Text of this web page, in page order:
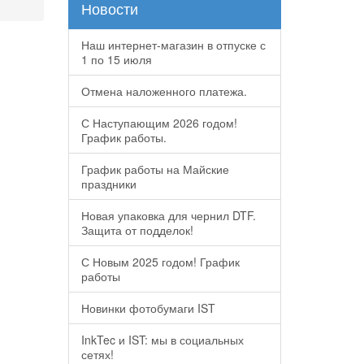
Новости
Наш интернет-магазин в отпуске с
1 по 15 июля
Отмена наложенного платежа.
С Наступающим 2026 годом!
График работы.
График работы на Майские
праздники
Новая упаковка для чернил DTF.
Защита от подделок!
С Новым 2025 годом! График
работы
Новинки фотобумаги IST
InkTec и IST: мы в социальных
сетях!